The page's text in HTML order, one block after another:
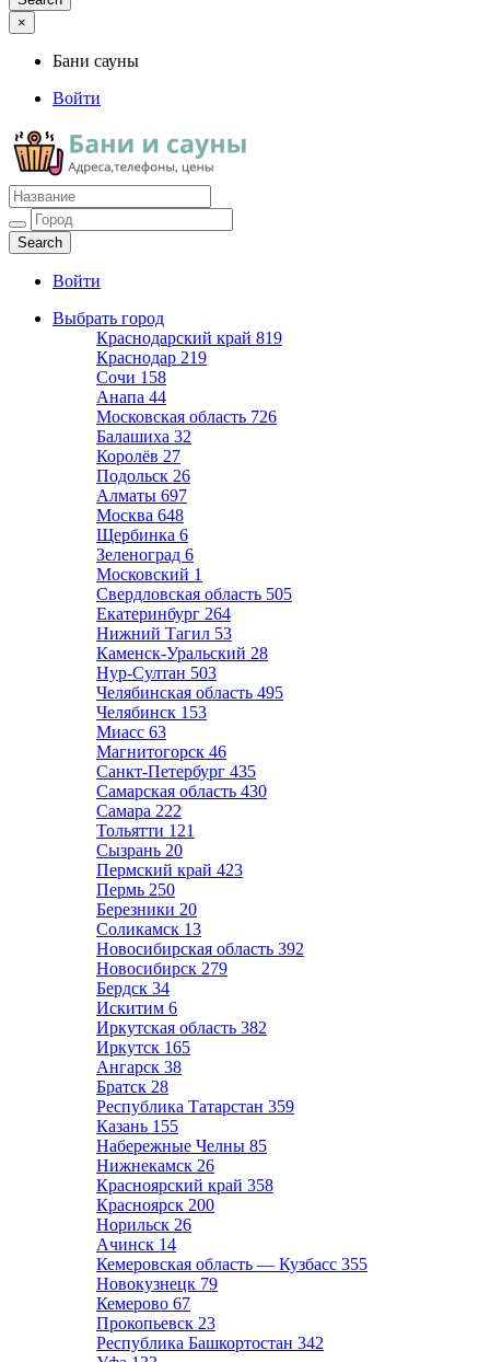
×
Бани сауны
Войти
Бани сауны
Адреса и телефоны
Войти
Выбрать город
Краснодарский край 819
Краснодар 219
Сочи 158
Анапа 44
Московская область 726
Балашиха 32
Королёв 27
Подольск 26
Алматы 697
Москва 648
Щербинка 6
Зеленоград 6
Московский 1
Свердловская область 505
Екатеринбург 264
Нижний Тагил 53
Каменск-Уральский 28
Нур-Султан 503
Челябинская область 495
Челябинск 153
Миасс 63
Магнитогорск 46
Санкт-Петербург 435
Самарская область 430
Самара 222
Тольятти 121
Сызрань 20
Пермский край 423
Пермь 250
Березники 20
Соликамск 13
Новосибирская область 392
Новосибирск 279
Бердск 34
Искитим 6
Иркутская область 382
Иркутск 165
Ангарск 38
Братск 28
Республика Татарстан 359
Казань 155
Набережные Челны 85
Нижнекамск 26
Красноярский край 358
Красноярск 200
Норильск 26
Ачинск 14
Кемеровская область — Кузбасс 355
Новокузнецк 79
Кемерово 67
Прокопьевск 23
Республика Башкортостан 342